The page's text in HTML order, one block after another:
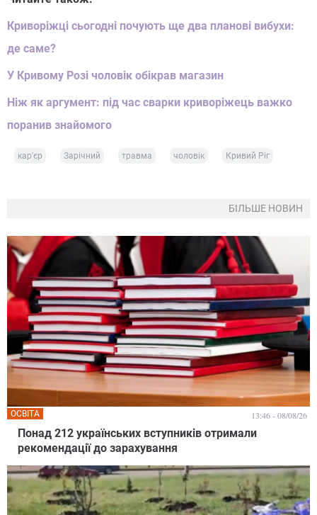
Криворіжці сьогодні почують ще два планові вибухи:
де саме?
У Кривому Розі чоловік обікрав магазин
Ніж як аргумент: під час сварки криворіжець важко
поранив знайомого
кар'єр Зарічний травма чоловік Кривий Ріг
БІЛЬШЕ НОВИН
Понад 212 українських вступників отримали
рекомендації до зарахування
ОСВІТА 13:46 - 08/08/26